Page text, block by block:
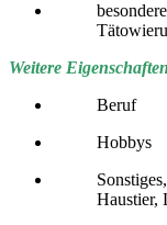
Weitere
Beruf
Hobbys
Haustier,